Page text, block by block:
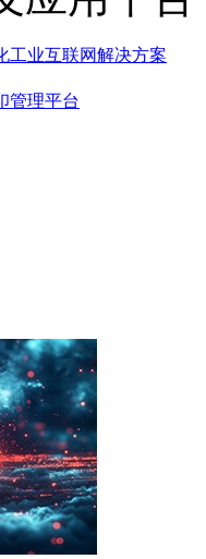
工业互联网解决方案
管理平台